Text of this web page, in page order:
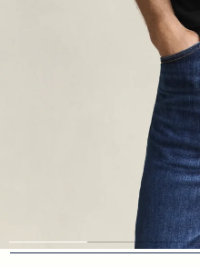
Slajd
Slajd